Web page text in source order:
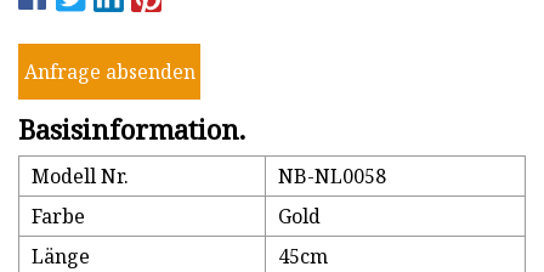
Anfrage absenden
Basisinformation.
Modell Nr.
NB-NL0058
Farbe
Gold
Länge
45cm